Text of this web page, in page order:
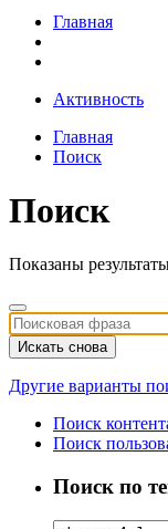
Главная
Активность
Главная
Поиск
Поиск
Показаны
Искать снова
Другие варианты
Поиск
Поиск
Поиск по